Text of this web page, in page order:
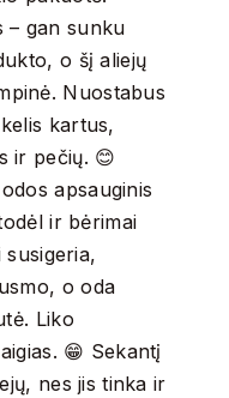
– gan sunku
o šį aliejų
Nuostabus
kartus,
ir pečių. 😊
apsauginis
ir bėrimai
susigeria,
o oda
Liko
😁 Sekantį
nes jis tinka ir